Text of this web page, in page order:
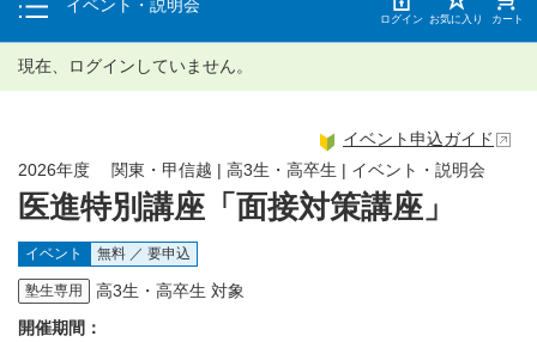
イベント・説明会
体験授業 ログイン お気に入り カート
現在、ログインしていません。
医進特別講座「面接対策講座」
2026年度 関東・甲信越 | 高3生・高卒生 | イベント・説明会
イベント申込ガイド
イベント 無料 ／ 要申込
塾生専用
高3生・高卒生 対象
開催期間：